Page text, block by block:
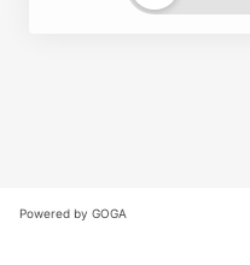
Powered by GOGA